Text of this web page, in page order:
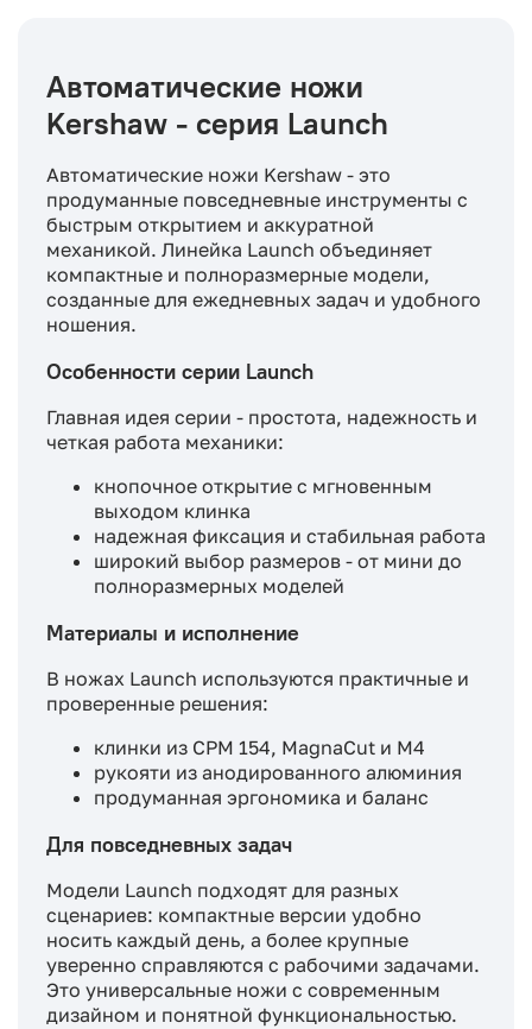
Автоматические ножи
Kershaw - серия Launch
Автоматические ножи Kershaw - это
продуманные повседневные инструменты с
быстрым открытием и аккуратной
механикой. Линейка Launch объединяет
компактные и полноразмерные модели,
созданные для ежедневных задач и удобного
ношения.
Особенности серии Launch
Главная идея серии - простота, надежность и
четкая работа механики:
кнопочное открытие с мгновенным
выходом клинка
надежная фиксация и стабильная работа
широкий выбор размеров - от мини до
полноразмерных моделей
Материалы и исполнение
В ножах Launch используются практичные и
проверенные решения:
клинки из CPM 154, MagnaCut и M4
рукояти из анодированного алюминия
продуманная эргономика и баланс
Для повседневных задач
Модели Launch подходят для разных
сценариев: компактные версии удобно
носить каждый день, а более крупные
уверенно справляются с рабочими задачами.
Это универсальные ножи с современным
дизайном и понятной функциональностью.